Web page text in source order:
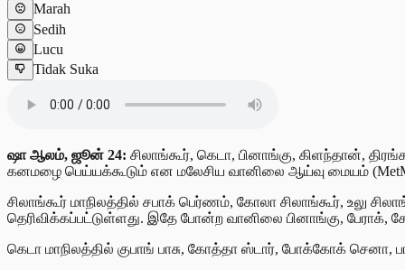
Marah
Sedih
Lucu
Tidak Suka
ஷா ஆலம், ஜூன் 24: சிலாங்கூர், கெடா, பினாங்கு, கிளந்தான்,
கனமழை பெய்யக்கூடும் என மலேசிய வானிலை ஆய்வு மையம்
சிலாங்கூர் மாநிலத்தில் சபாக் பெர்ணம், கோலா சிலாங்கூர், உலு
தெரிவிக்கப்பட்டுள்ளது. இதே போன்ற வானிலை பினாங்கு, பேராக்,
கெடா மாநிலத்தில் குபாங் பாசு, கோத்தா ஸ்டார், போக்கோக் செனா,